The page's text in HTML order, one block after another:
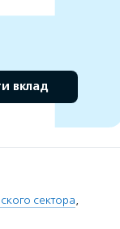
вклад
сектора,